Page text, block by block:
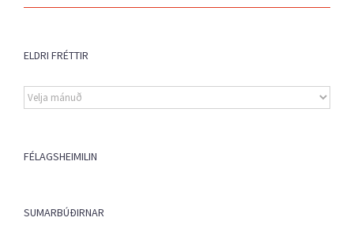
ELDRI FRÉTTIR
Eldri
fréttir
FÉLAGSHEIMILIN
SUMARBÚÐIRNAR